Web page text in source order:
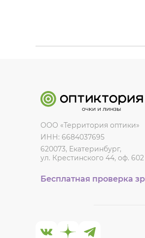
ООО «Территория оптики»
ИНН: 6684037695
620073, Екатеринбург,
ул. Крестинского 44, оф. 602
Бесплатная проверка